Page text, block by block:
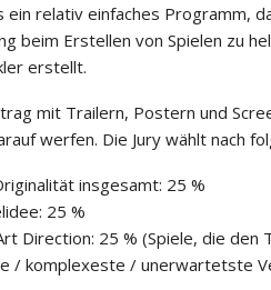
ein relativ einfaches Programm,
beim Erstellen von Spielen zu
erstellt.
mit Trailern, Postern und
werfen. Die Jury wählt nach
insgesamt: 25 %
25 %
Direction: 25 % (Spiele, die den
/ komplexeste / unerwartetste